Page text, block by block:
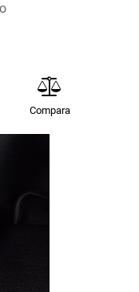
Compara